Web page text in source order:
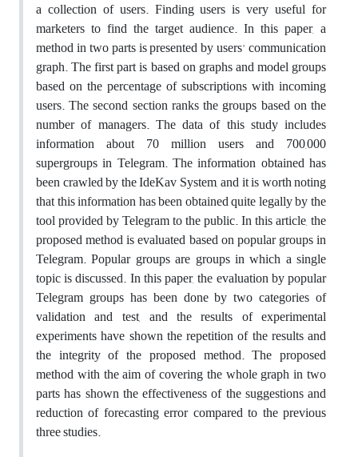
a collection of users. Finding users is very useful for
marketers to find the target audience. In this paper, a
method in two parts is presented by users' communication
graph. The first part is based on graphs and model groups
based on the percentage of subscriptions with incoming
users. The second section ranks the groups based on the
number of managers. The data of this study includes
information about 70 million users and 700,000
supergroups in Telegram. The information obtained has
been crawled by the IdeKav System, and it is worth noting
that this information has been obtained quite legally by the
tool provided by Telegram to the public. In this article, the
proposed method is evaluated based on popular groups in
Telegram. Popular groups are groups in which a single
topic is discussed. In this paper, the evaluation by popular
Telegram groups has been done by two categories of
validation and test, and the results of experimental
experiments have shown the repetition of the results and
the integrity of the proposed method. The proposed
method with the aim of covering the whole graph in two
parts has shown the effectiveness of the suggestions and
reduction of forecasting error compared to the previous
three studies.